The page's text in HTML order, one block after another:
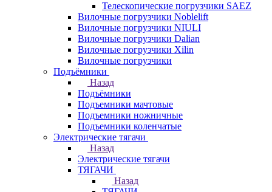
Телескопические погрузчики SAEZ
Вилочные погрузчики Noblelift
Вилочные погрузчики NIULI
Вилочные погрузчики Dalian
Вилочные погрузчики Xilin
Вилочные погрузчики
Подъёмники
Назад
Подъёмники
Подъемники мачтовые
Подъемники ножничные
Подъемники коленчатые
Электрические тягачи
Назад
Электрические тягачи
ТЯГАЧИ
Назад